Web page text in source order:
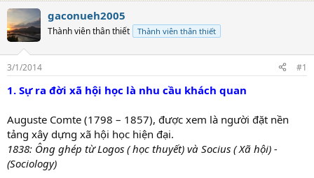
c
g
i
y
đ
n
h
ó
gaconueh2005
Thành viên thân thiết Thành viên thân thiết
3/1/2014 #1
1. Sự ra đời xã hội học là nhu cầu khách quan
Auguste Comte (1798 – 1857), được xem là người đặt nền
tảng xây dựng xã hội học hiện đại.
1838: Ông ghép từ Logos ( học thuyết) và Socius ( Xã hội) -
(Sociology)